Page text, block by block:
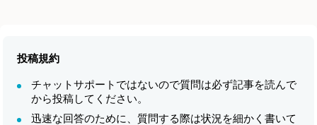
投稿規約
チャットサポートではないので質問は必ず記事を読んで
から投稿してください。
迅速な回答のために、質問する際は状況を細かく書いて